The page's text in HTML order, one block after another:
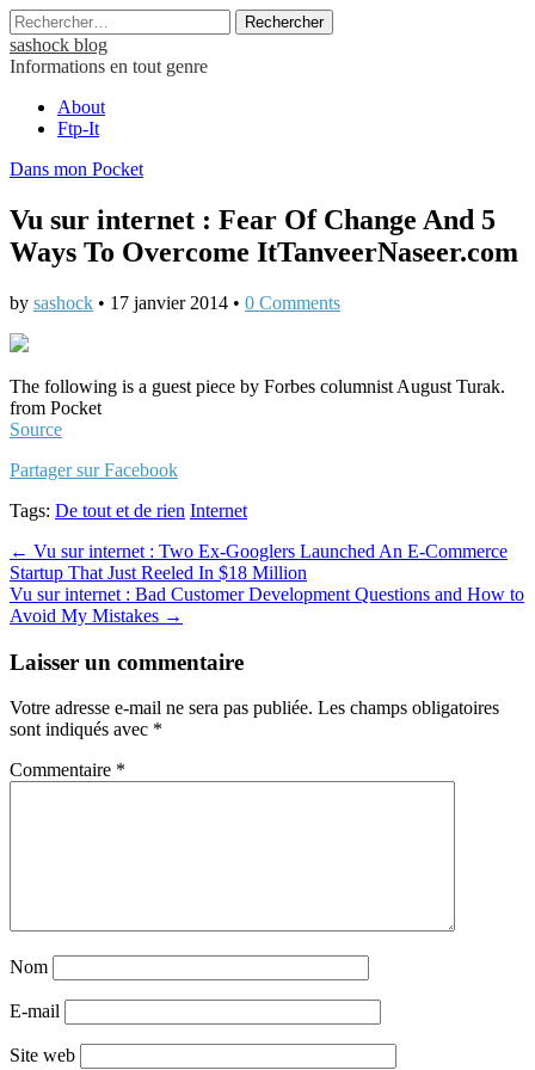
Rechercher :
sashock blog
Informations en tout genre
Main
menu
Skip
About
Ftp-It
Dans mon Pocket
Vu sur internet : Fear Of Change And 5
Ways To Overcome ItTanveerNaseer.com
by sashock • 17 janvier 2014 • 0 Comments
The following is a guest piece by Forbes columnist August Turak.
from Pocket
Source
Partager sur Facebook
Tags: De tout et de rien Internet
Post
navigation
← Vu sur internet : Two Ex-Googlers Launched An E-Commerce
Startup That Just Reeled In $18 Million
Vu sur internet : Bad Customer Development Questions and How to
Avoid My Mistakes →
Laisser un commentaire
Votre adresse e-mail ne sera pas publiée. Les champs obligatoires
sont indiqués avec *
Commentaire *
Nom
E-mail
Site web